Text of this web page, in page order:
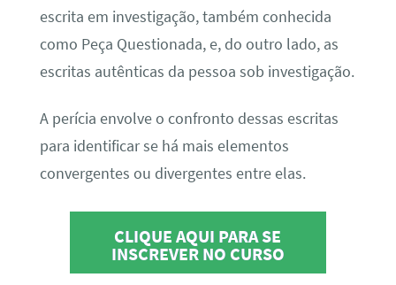
escrita em investigação, também conhecida
como Peça Questionada, e, do outro lado, as
escritas autênticas da pessoa sob investigação.
A perícia envolve o confronto dessas escritas
para identificar se há mais elementos
convergentes ou divergentes entre elas.
CLIQUE AQUI PARA SE
INSCREVER NO CURSO